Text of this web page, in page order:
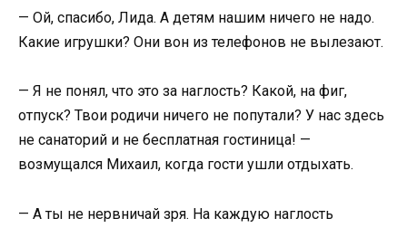
— Ой, спасибо, Лида. А детям нашим ничего не надо.
Какие игрушки? Они вон из телефонов не вылезают.
— Я не понял, что это за наглость? Какой, на фиг,
отпуск? Твои родичи ничего не попутали? У нас здесь
не санаторий и не бесплатная гостиница! —
возмущался Михаил, когда гости ушли отдыхать.
— А ты не нервничай зря. На каждую наглость